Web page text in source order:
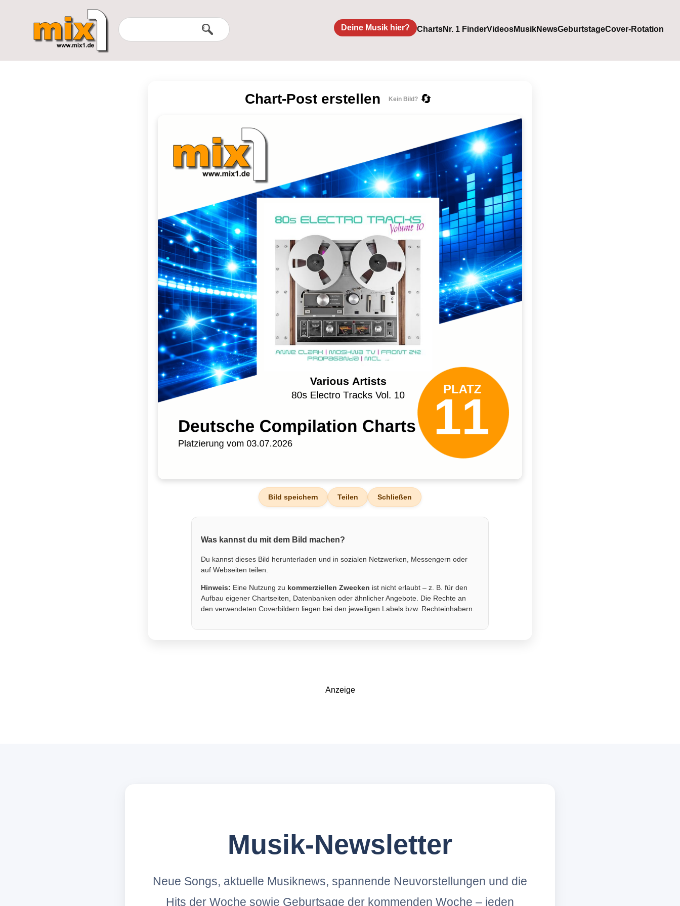
Deine Musik hier? ChartsNr. 1 FinderVideosMusikNewsGeburtstageCover-Rotation
Chart-Post erstellen Kein Bild? 🔄
Bild speichern Teilen Schließen
Was kannst du mit dem Bild machen?
Du kannst dieses Bild herunterladen und in sozialen Netzwerken, Messengern oder
auf Webseiten teilen.
Hinweis: Eine Nutzung zu kommerziellen Zwecken ist nicht erlaubt – z. B. für den
Aufbau eigener Chartseiten, Datenbanken oder ähnlicher Angebote. Die Rechte an
den verwendeten Coverbildern liegen bei den jeweiligen Labels bzw. Rechteinhabern.
Anzeige
Musik-Newsletter
Neue Songs, aktuelle Musiknews, spannende Neuvorstellungen und die
Hits der Woche sowie Geburtsage der kommenden Woche – jeden